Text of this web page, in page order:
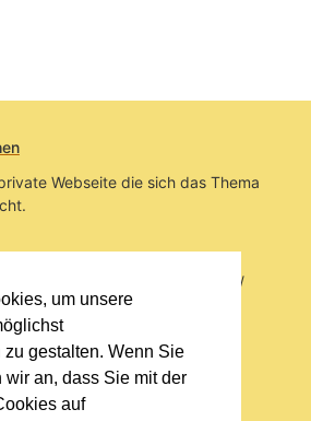
um unsere
zu gestalten. Wenn Sie
wir an, dass Sie mit der
auf
Webseite die sich das Thema
https://www.bierkreiszeichen.at/
Biersorten